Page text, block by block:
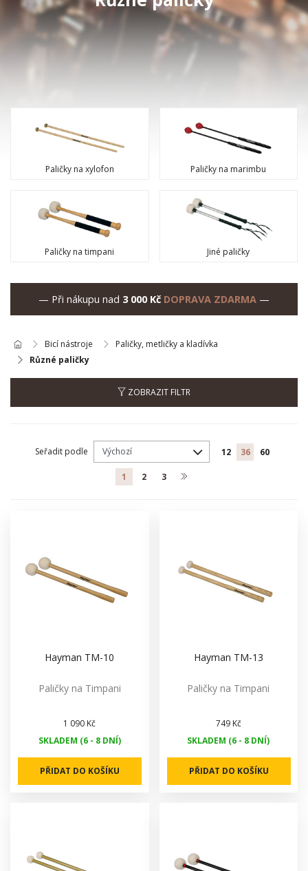
Paličky na xylofon Paličky na marimbu
Paličky na timpani Jiné paličky
— Při nákupu nad 3 000 Kč DOPRAVA ZDARMA —
Bicí nástroje
Paličky, metličky a kladívka
Různé paličky
ZOBRAZIT FILTR
Seřadit podle 12 36 60
1 2 3
Hayman TM-10
Paličky na Timpani
1 090 Kč
SKLADEM (6 - 8 DNÍ)
PŘIDAT DO KOŠÍKU
Hayman TM-13
Paličky na Timpani
749 Kč
SKLADEM (6 - 8 DNÍ)
PŘIDAT DO KOŠÍKU